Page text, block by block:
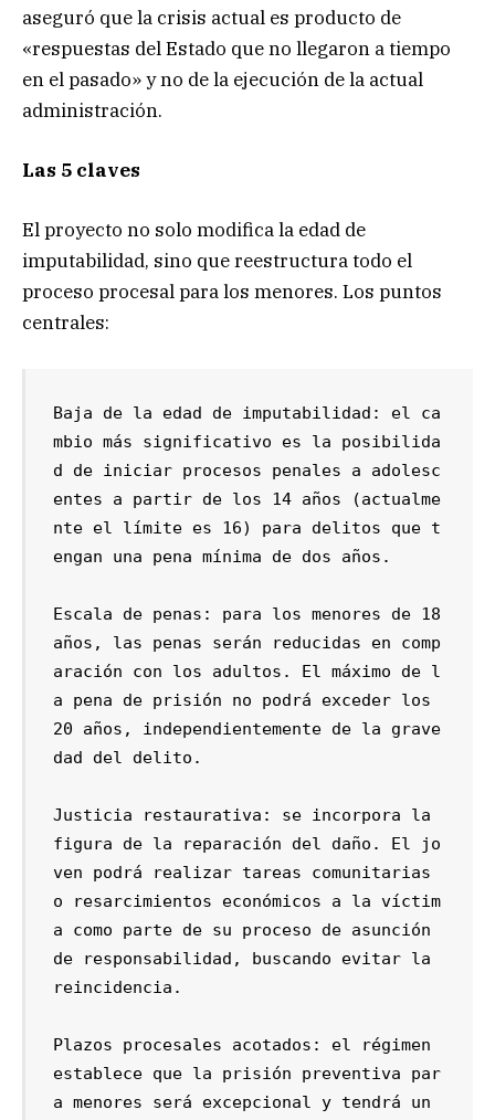
aseguró que la crisis actual es producto de
«respuestas del Estado que no llegaron a tiempo
en el pasado» y no de la ejecución de la actual
administración.
Las 5 claves
El proyecto no solo modifica la edad de
imputabilidad, sino que reestructura todo el
proceso procesal para los menores. Los puntos
centrales:
Baja de la edad de imputabilidad: el ca
mbio más significativo es la posibilida
d de iniciar procesos penales a adolesc
entes a partir de los 14 años (actualme
nte el límite es 16) para delitos que t
engan una pena mínima de dos años.
Escala de penas: para los menores de 18
años, las penas serán reducidas en comp
aración con los adultos. El máximo de l
a pena de prisión no podrá exceder los
20 años, independientemente de la grave
dad del delito.
Justicia restaurativa: se incorpora la
figura de la reparación del daño. El jo
ven podrá realizar tareas comunitarias
o resarcimientos económicos a la víctim
a como parte de su proceso de asunción
de responsabilidad, buscando evitar la
reincidencia.
Plazos procesales acotados: el régimen
establece que la prisión preventiva par
a menores será excepcional y tendrá un